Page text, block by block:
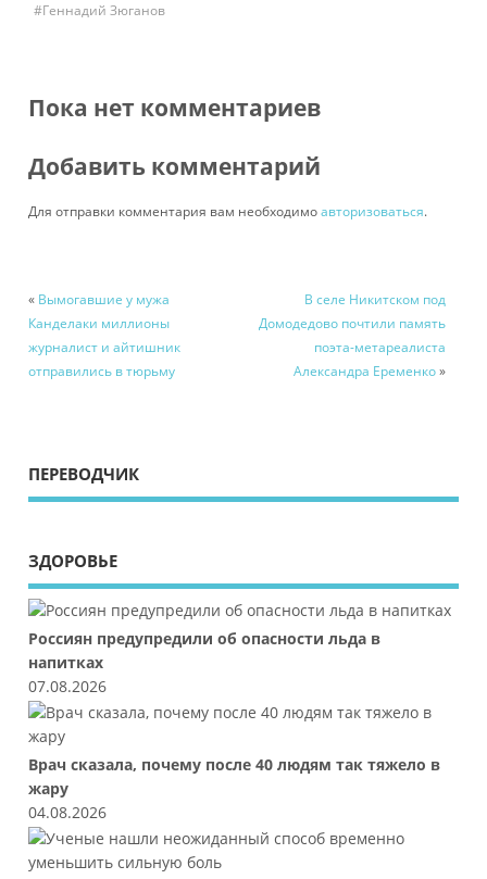
#Геннадий Зюганов
Пока нет комментариев
Добавить комментарий
Для отправки комментария вам необходимоавторизоваться.
« Вымогавшие у мужа
Канделаки миллионы
журналист и айтишник
отправились в тюрьму
В селе Никитском под
Домодедово почтили память
поэта-метареалиста
Александра Еременко»
ПЕРЕВОДЧИК
ЗДОРОВЬЕ
Россиян предупредили об опасности льда в
напитках
07.08.2026
Врач сказала, почему после 40 людям так тяжело в
жару
04.08.2026